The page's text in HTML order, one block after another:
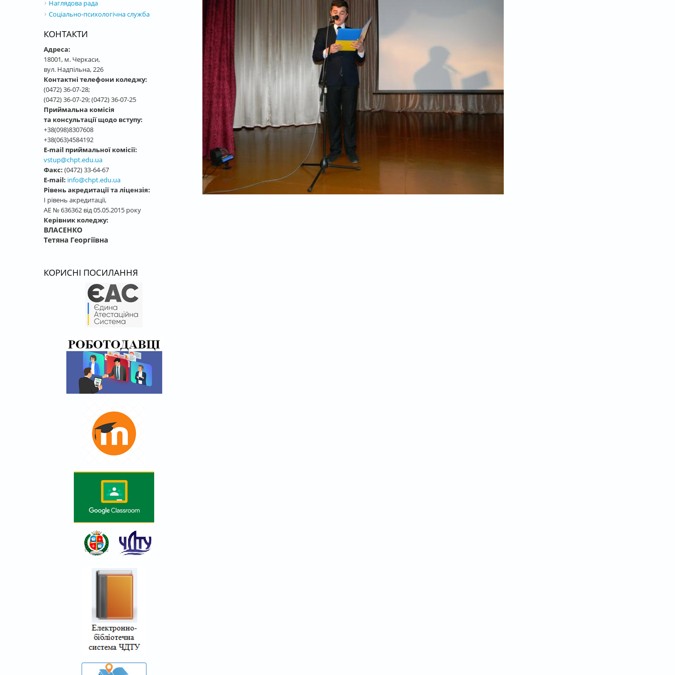
Наглядова рада
Соціально-психологічна служба
КОНТАКТИ
Адреса:
18001, м. Черкаси,
вул. Надпільна, 226
Контактні телефони коледжу:
(0472) 36-07-28;
(0472) 36-07-29; (0472) 36-07-25
Приймальна комісія
та консультації щодо вступу:
+38(098)8307608
+38(063)4584192
E-mail приймальної комісії:
vstup@chpt.edu.ua
Факс: (0472) 33-64-67
E-mail: info@chpt.edu.ua
Рівень акредитації та ліцензія:
І рівень акредитації,
АЕ № 636362 від 05.05.2015 року
Керівник коледжу:
ВЛАСЕНКО
Тетяна Георгіївна
КОРИСНІ ПОСИЛАННЯ